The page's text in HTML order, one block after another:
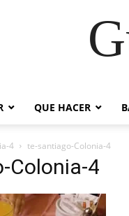
QUE HACER
4 te-santiago-Colonia-4
Colonia-4